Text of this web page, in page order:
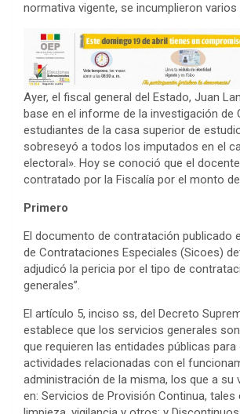
normativa vigente, se incumplieron
Ayer, el fiscal general del Estado, Juan
base en el informe de la investigación de
estudiantes de la casa superior de
sobreseyó a todos los imputados en el
electoral». Hoy se conoció que el
contratado por la Fiscalía por el monto de
Primero
El documento de contratación publicado
de Contrataciones Especiales (Sicoes)
adjudicó la pericia por el tipo de
generales”.
El artículo 5, inciso ss, del Decreto
establece que los servicios generales
que requieren las entidades públicas
actividades relacionadas con el
administración de la misma, los que a su
en: Servicios de Provisión Continua,